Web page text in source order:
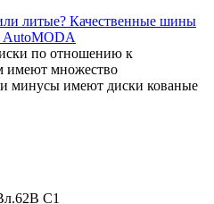
литые? Качественные шины
AutoMODA
по отношению к
имеют множество
минусы имеют диски кованые
С1